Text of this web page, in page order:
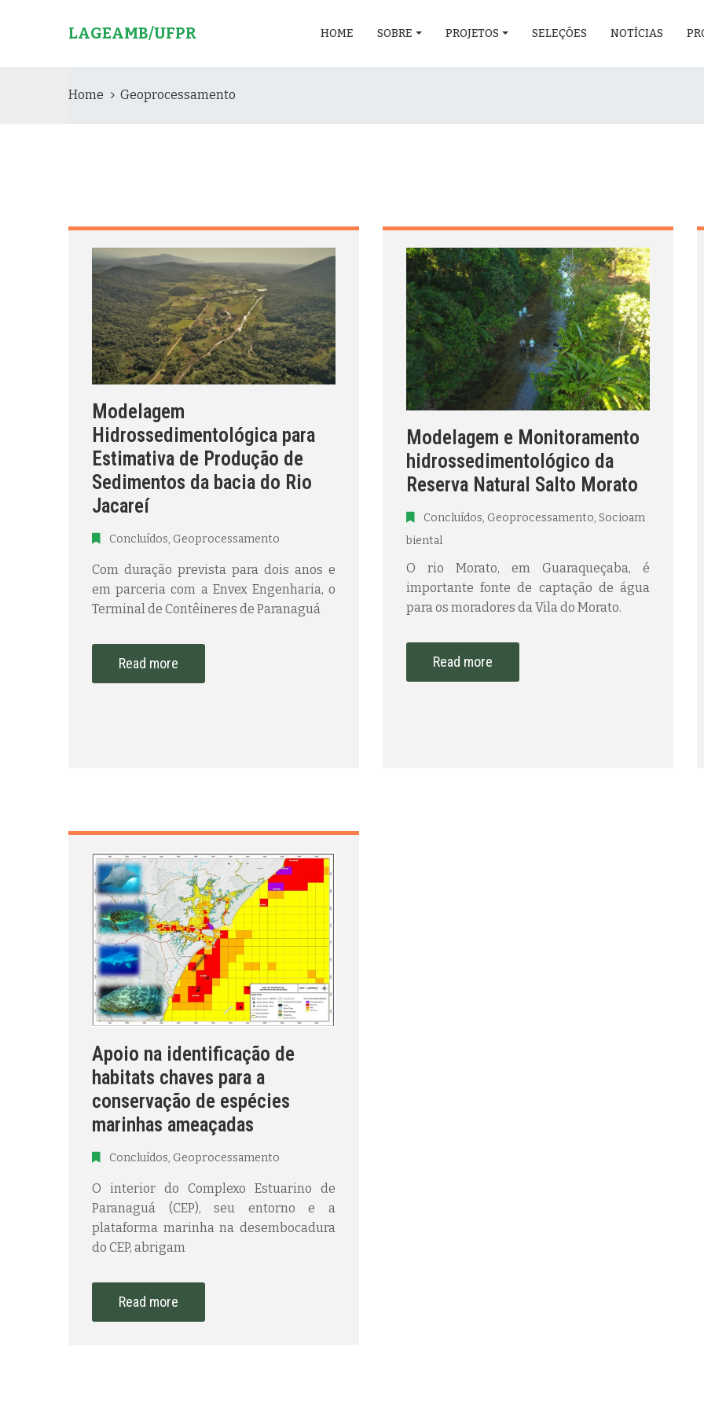
LAGEAMB/UFPR HOME SOBRE PROJETOS SELEÇÕES NOTÍCIAS
Home Geoprocessamento
Modelagem
Hidrossedimentológica para
Estimativa de Produção de
Sedimentos da bacia do Rio
Jacareí
Concluídos‚ Geoprocessamento
Com duração prevista para dois anos e
em parceria com a Envex Engenharia, o
Terminal de Contêineres de Paranaguá
Read more
Modelagem e Monitoramento
hidrossedimentológico da
Reserva Natural Salto Morato
Concluídos‚ Geoprocessamento‚ Socioam
biental
O rio Morato, em Guaraqueçaba, é
importante fonte de captação de água
para os moradores da Vila do Morato.
Read more
Apoio na identificação de
habitats chaves para a
conservação de espécies
marinhas ameaçadas
Concluídos‚ Geoprocessamento
O interior do Complexo Estuarino de
Paranaguá (CEP), seu entorno e a
plataforma marinha na desembocadura
do CEP, abrigam
Read more